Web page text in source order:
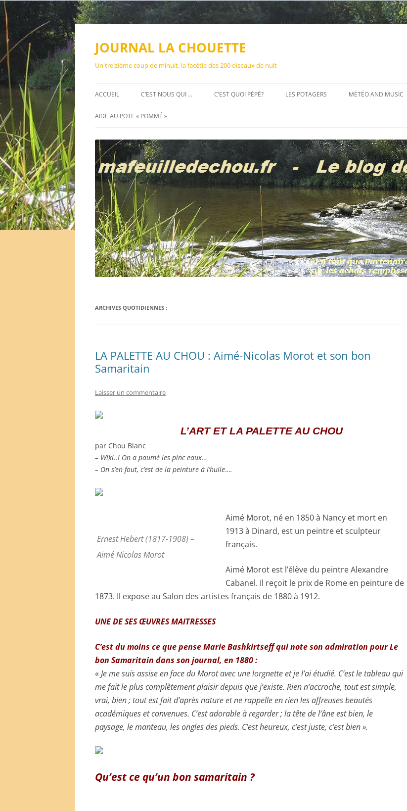
Aller
JOURNAL LA CHOUETTE
Un treizième coup de minuit, la facétie des 200 oiseaux de nuit
ACCUEIL C’EST NOUS QUI … C’EST QUOI PÉPÉ? LES POTAGERS MÉTÉO AND MUSIC
AIDE AU POTE « POMMÉ »
ARCHIVES QUOTIDIENNES :
LA PALETTE AU CHOU : Aimé-Nicolas Morot et son bon
Samaritain
Laisser un commentaire
L’ART ET LA PALETTE AU CHOU
par Chou Blanc
– Wiki..! On a paumé les pinc eaux…
– On s’en fout, c’est de la peinture à l’huile….
Ernest Hebert (1817-1908) –
Aimé Nicolas Morot
Aimé Morot, né en 1850 à Nancy et mort en
1913 à Dinard, est un peintre et sculpteur
français.
Aimé Morot est l’élève du peintre Alexandre
Cabanel. Il reçoit le prix de Rome en peinture de
1873. Il expose au Salon des artistes français de 1880 à 1912.
UNE DE SES ŒUVRES MAITRESSES
C’est du moins ce que pense Marie Bashkirtseff qui note son admiration pour Le
bon Samaritain dans son journal, en 1880 :
« Je me suis assise en face du Morot avec une lorgnette et je l’ai étudié. C’est le tableau qui
me fait le plus complètement plaisir depuis que j’existe. Rien n’accroche, tout est simple,
vrai, bien ; tout est fait d’après nature et ne rappelle en rien les affreuses beautés
académiques et convenues. C’est adorable à regarder ; la tête de l’âne est bien, le
paysage, le manteau, les ongles des pieds. C’est heureux, c’est juste, c’est bien ».
Qu’est ce qu’un bon samaritain ?